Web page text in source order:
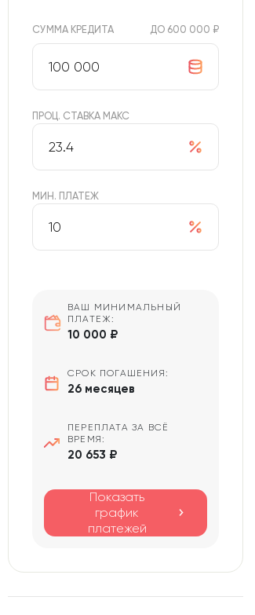
СУММА КРЕДИТА ДО 600 000 ₽
ПРОЦ. СТАВКА МАКС
МИН. ПЛАТЕЖ
ВАШ МИНИМАЛЬНЫЙ
ПЛАТЕЖ:
10 000 ₽
СРОК ПОГАШЕНИЯ:
26 месяцев
ПЕРЕПЛАТА ЗА ВСЁ
ВРЕМЯ:
20 653 ₽
Показать
график
платежей